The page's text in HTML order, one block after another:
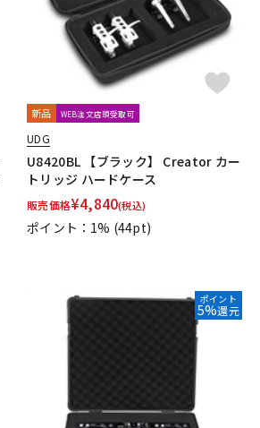
新品 WEB注文店頭受取可
UDG
U8420BL 【ブラック】 Creator カー
トリッジ ハードケース
販売価格¥4,840(税込)
ポイント：1% (44pt)
ポイント
5%還元